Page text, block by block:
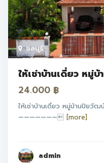
ชลบุรี
ให้เช่าบ้านเดี่ยว หมู่
24.000 ฿
ให้เช่าบ้านเดี่ยว หมู่บ้านปิยวั
——————— [more]
admin